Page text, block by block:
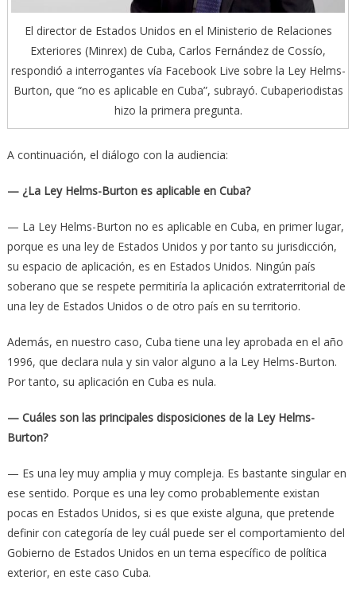
El director de Estados Unidos en el Ministerio de Relaciones
Exteriores (Minrex) de Cuba, Carlos Fernández de Cossío,
respondió a interrogantes vía Facebook Live sobre la Ley Helms-
Burton, que “no es aplicable en Cuba”, subrayó. Cubaperiodistas
hizo la primera pregunta.
A continuación, el diálogo con la audiencia:
— ¿La Ley Helms-Burton es aplicable en Cuba?
— La Ley Helms-Burton no es aplicable en Cuba, en primer lugar,
porque es una ley de Estados Unidos y por tanto su jurisdicción,
su espacio de aplicación, es en Estados Unidos. Ningún país
soberano que se respete permitiría la aplicación extraterritorial de
una ley de Estados Unidos o de otro país en su territorio.
Además, en nuestro caso, Cuba tiene una ley aprobada en el año
1996, que declara nula y sin valor alguno a la Ley Helms-Burton.
Por tanto, su aplicación en Cuba es nula.
— Cuáles son las principales disposiciones de la Ley Helms-
Burton?
— Es una ley muy amplia y muy compleja. Es bastante singular en
ese sentido. Porque es una ley como probablemente existan
pocas en Estados Unidos, si es que existe alguna, que pretende
definir con categoría de ley cuál puede ser el comportamiento del
Gobierno de Estados Unidos en un tema específico de política
exterior, en este caso Cuba.